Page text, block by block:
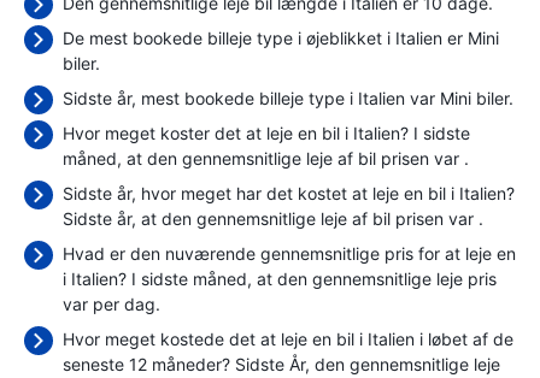
De mest bookede billeje type i øjeblikket i Italien er Mini
biler.
Sidste år, mest bookede billeje type i Italien var Mini biler.
Hvor meget koster det at leje en bil i Italien? I sidste
måned, at den gennemsnitlige leje af bil prisen var .
Sidste år, hvor meget har det kostet at leje en bil i Italien?
Sidste år, at den gennemsnitlige leje af bil prisen var .
Hvad er den nuværende gennemsnitlige pris for at leje en
i Italien? I sidste måned, at den gennemsnitlige leje pris
var per dag.
Hvor meget kostede det at leje en bil i Italien i løbet af de
seneste 12 måneder? Sidste År, den gennemsnitlige leje